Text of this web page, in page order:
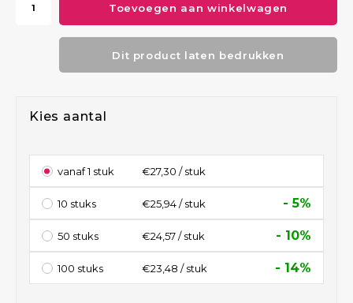
Toevoegen aan winkelwagen
Dit product laten bedrukken
Kies aantal
vanaf 1 stuk €27,30 / stuk
10 stuks €25,94 / stuk - 5%
50 stuks €24,57 / stuk - 10%
100 stuks €23,48 / stuk - 14%